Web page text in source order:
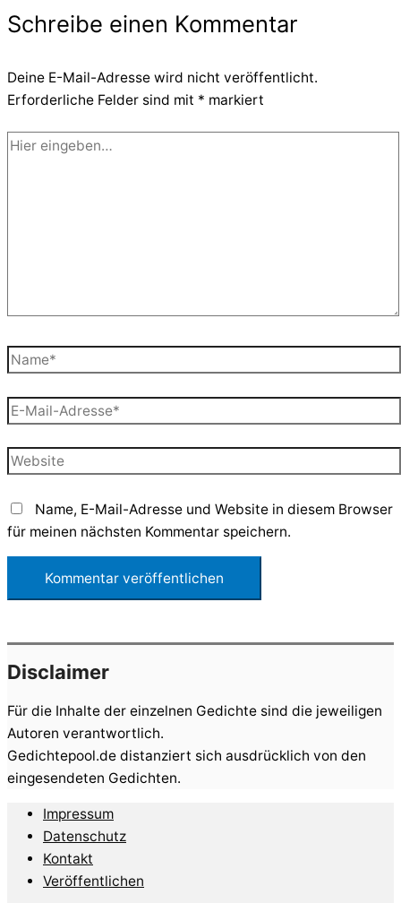
Schreibe einen Kommentar
Deine E-Mail-Adresse wird nicht veröffentlicht.
Erforderliche Felder sind mit * markiert
Hier
Name*
E-
Mail-
Adresse*
Website
Name, E-Mail-Adresse und Website in diesem Browser
für meinen nächsten Kommentar speichern.
Disclaimer
Für die Inhalte der einzelnen Gedichte sind die jeweiligen
Autoren verantwortlich.
Gedichtepool.de distanziert sich ausdrücklich von den
eingesendeten Gedichten.
Impressum
Datenschutz
Kontakt
Veröffentlichen